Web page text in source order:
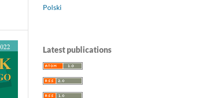
Polski
Latest publications